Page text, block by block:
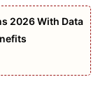
2026 With Data